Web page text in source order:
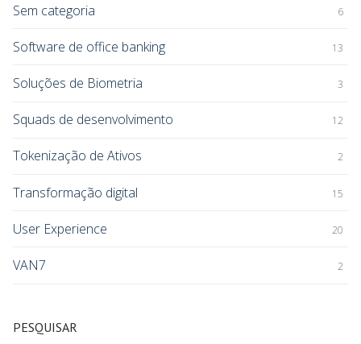
Sem categoria 6
Software de office banking 13
Soluções de Biometria 3
Squads de desenvolvimento 12
Tokenização de Ativos 2
Transformação digital 15
User Experience 20
VAN7 2
PESQUISAR